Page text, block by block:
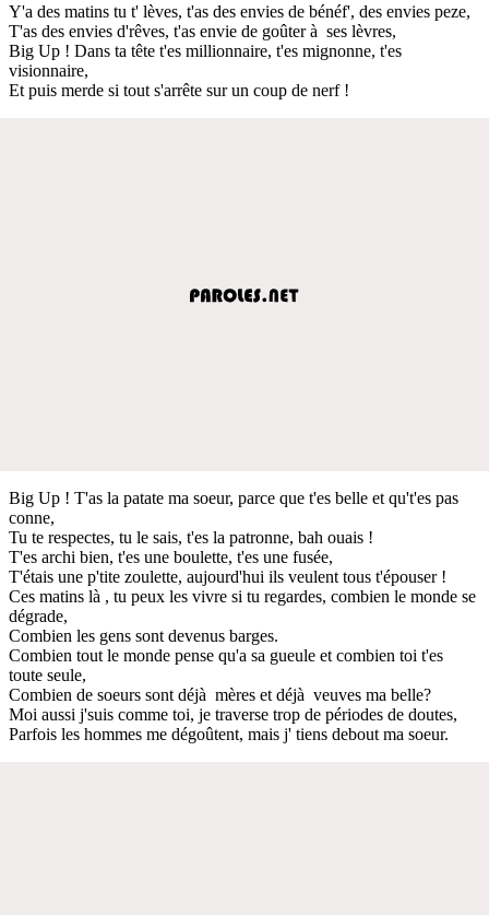
Y'a des matins tu t' lèves, t'as des envies de bénéf', des envies peze,
T'as des envies d'rêves, t'as envie de goûter à ses lèvres,
Big Up ! Dans ta tête t'es millionnaire, t'es mignonne, t'es
visionnaire,
Et puis merde si tout s'arrête sur un coup de nerf !
Big Up ! T'as la patate ma soeur, parce que t'es belle et qu't'es pas
conne,
Tu te respectes, tu le sais, t'es la patronne, bah ouais !
T'es archi bien, t'es une boulette, t'es une fusée,
T'étais une p'tite zoulette, aujourd'hui ils veulent tous t'épouser !
Ces matins là , tu peux les vivre si tu regardes, combien le monde se
dégrade,
Combien les gens sont devenus barges.
Combien tout le monde pense qu'a sa gueule et combien toi t'es
toute seule,
Combien de soeurs sont déjà mères et déjà veuves ma belle?
Moi aussi j'suis comme toi, je traverse trop de périodes de doutes,
Parfois les hommes me dégoûtent, mais j' tiens debout ma soeur.